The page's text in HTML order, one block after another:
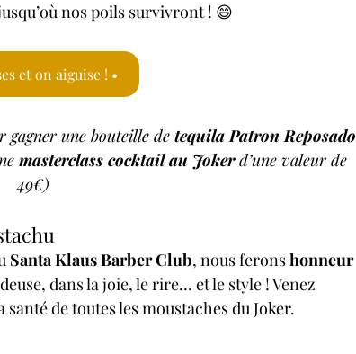
nos poils survivront ! 😄
et on aiguise ! •
une bouteille de tequila Patron Reposado
masterclass cocktail au Joker d’une valeur de
49€)
Santa Klaus Barber Club, nous ferons honneur
dans la joie, le rire… et le style ! Venez
de toutes les moustaches du Joker.